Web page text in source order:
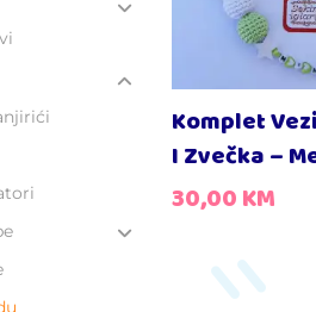
Komplet
I Zvečka –
30,00KM